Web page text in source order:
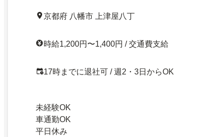
京都府 八幡市 上津屋八丁
時給1,200円〜1,400円 / 交通費支給
17時までに退社可 / 週2・3日からOK
未経験OK
車通勤OK
平日休み